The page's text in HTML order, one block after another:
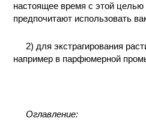
настоящее время с этой целью
предпочитают использовать
2) для экстрагирования
например в парфюмерной
Оглавление: